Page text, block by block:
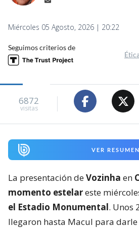
Miércoles 05 Agosto, 2026 | 20:22
Seguimos criterios de
6872
visitas
VER RESUMEN
La presentación deVozinha en
momento estelareste
el Estadio Monumental. Unos
llegaron hasta Macul para